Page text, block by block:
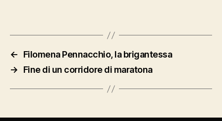
←
Filomena Pennacchio, la brigantessa
→
Fine di un corridore di maratona